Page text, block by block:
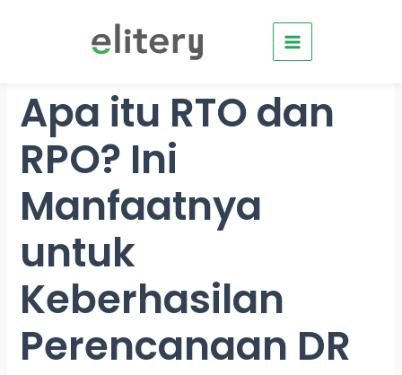
Apa itu RTO dan
RPO? Ini
Manfaatnya
untuk
Keberhasilan
Perencanaan DR